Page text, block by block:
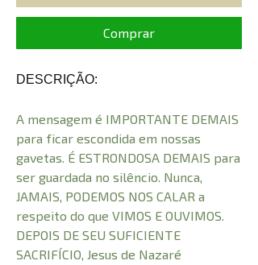
Comprar
DESCRIÇÃO:
A mensagem é IMPORTANTE DEMAIS
para ficar escondida em nossas
gavetas. É ESTRONDOSA DEMAIS para
ser guardada no silêncio. Nunca,
JAMAIS, PODEMOS NOS CALAR a
respeito do que VIMOS E OUVIMOS.
DEPOIS DE SEU SUFICIENTE
SACRIFÍCIO, Jesus de Nazaré